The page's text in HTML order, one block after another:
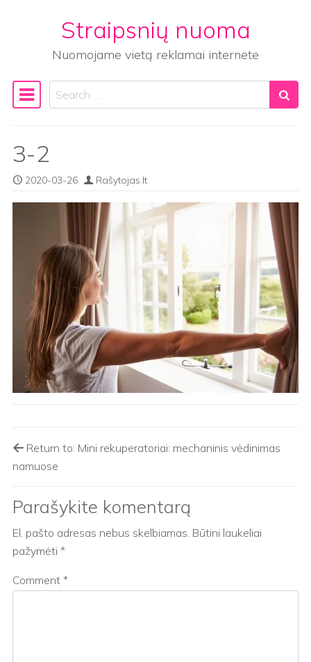
Straipsnių nuoma
Nuomojame vietą reklamai internete
Main Navigation
Search
3-2
2020-03-26 Rašytojas.lt
Return to: Mini rekuperatoriai: mechaninis vėdinimas
namuose
Parašykite komentarą
El. pašto adresas nebus skelbiamas. Būtini laukeliai
pažymėti *
Comment *